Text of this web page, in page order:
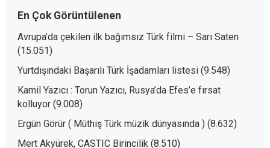
En Çok Görüntülenen
Avrupa’da çekilen ilk bağımsız Türk filmi – Sarı Saten
(15.051)
Yurtdışındaki Başarılı Türk İşadamları listesi (9.548)
Kamil Yazıcı : Torun Yazıcı, Rusya’da Efes’e fırsat
kolluyor (9.008)
Ergün Görür ( Müthiş Türk müzik dünyasında ) (8.632)
Mert Akyürek, CASTIC Birincilik (8.510)